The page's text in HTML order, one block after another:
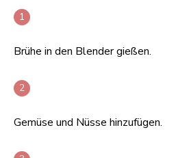
Brühe in den Blender gießen.
Gemüse und Nüsse hinzufügen.